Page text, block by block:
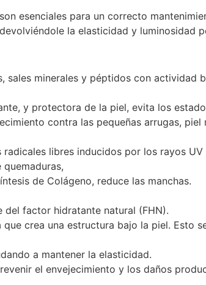
esenciales para un correcto
la elasticidad y luminosidad
sales minerales y péptidos con actividad
y protectora de la piel, evita los
contra las pequeñas arrugas,
libres inducidos por los rayos
de Colágeno, reduce las manchas.
factor hidratante natural (FHN).
que crea una estructura bajo la piel.
a mantener la elasticidad.
el envejecimiento y los daños